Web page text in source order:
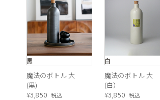
黒
魔法のボトル 大
(黒)
¥3,850 税込
白
魔法のボトル 大
(白）
¥3,850 税込